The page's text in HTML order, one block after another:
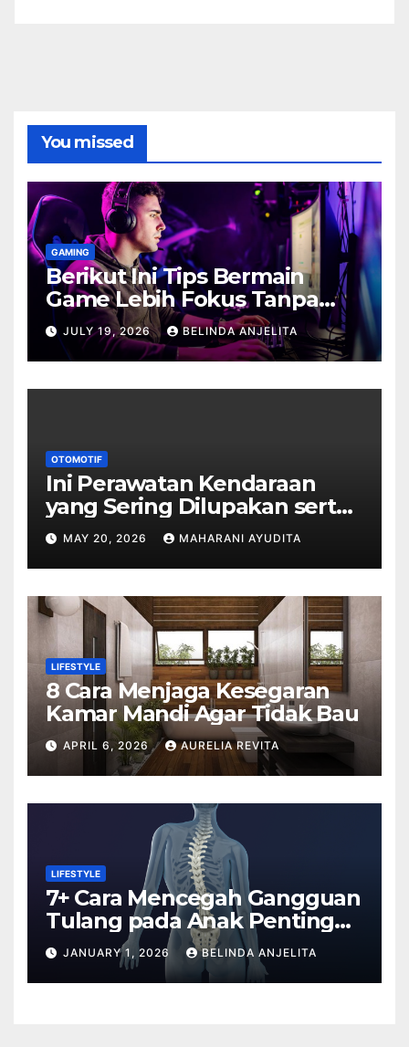
You missed
GAMING
Berikut Ini Tips Bermain
Game Lebih Fokus Tanpa
Cepat Buyar
JULY 19, 2026 BELINDA ANJELITA
OTOMOTIF
Ini Perawatan Kendaraan
yang Sering Dilupakan serta
Dampaknya
MAY 20, 2026 MAHARANI AYUDITA
LIFESTYLE
8 Cara Menjaga Kesegaran
Kamar Mandi Agar Tidak Bau
APRIL 6, 2026 AURELIA REVITA
LIFESTYLE
7+ Cara Mencegah Gangguan
Tulang pada Anak Penting
Anda Tahu
JANUARY 1, 2026 BELINDA ANJELITA